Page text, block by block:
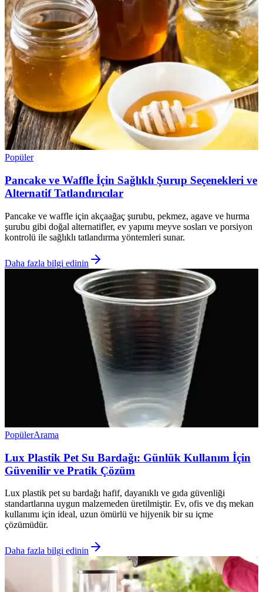
Popüler
Pancake ve Waffle İçin Sağlıklı Şurup Seçenekleri ve
Alternatif Tatlandırıcılar
Pancake ve waffle için akçaağaç şurubu, pekmez, agave ve hurma
şurubu gibi doğal alternatifler, ev yapımı meyve sosları ve porsiyon
kontrolü ile sağlıklı tatlandırma yöntemleri sunar.
Daha fazla bilgi edinin
PopülerArama
Lux Plastik Pet Su Bardağı: Günlük Kullanım İçin
Güvenilir ve Pratik Çözüm
Lux plastik pet su bardağı hafif, dayanıklı ve gıda güvenliği
standartlarına uygun malzemeden üretilmiştir. Ev, ofis ve dış mekan
kullanımı için ideal, uzun ömürlü ve hijyenik bir su içme
çözümüdür.
Daha fazla bilgi edinin